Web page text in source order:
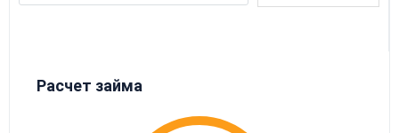
Расчет займа